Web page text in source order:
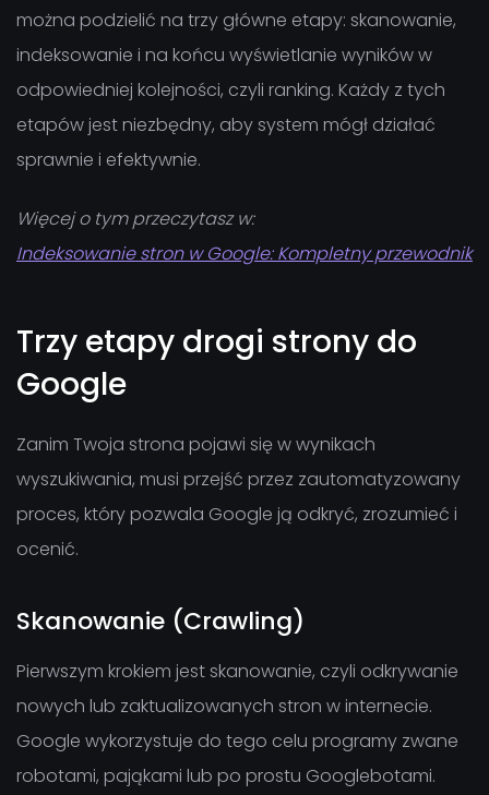
można podzielić na trzy główne etapy: skanowanie,
indeksowanie i na końcu wyświetlanie wyników w
odpowiedniej kolejności, czyli ranking. Każdy z tych
etapów jest niezbędny, aby system mógł działać
sprawnie i efektywnie.
Więcej o tym przeczytasz w:
Indeksowanie stron w Google: Kompletny przewodnik
Trzy etapy drogi strony do
Google
Zanim Twoja strona pojawi się w wynikach
wyszukiwania, musi przejść przez zautomatyzowany
proces, który pozwala Google ją odkryć, zrozumieć i
ocenić.
Skanowanie (Crawling)
Pierwszym krokiem jest skanowanie, czyli odkrywanie
nowych lub zaktualizowanych stron w internecie.
Google wykorzystuje do tego celu programy zwane
robotami, pająkami lub po prostu Googlebotami.